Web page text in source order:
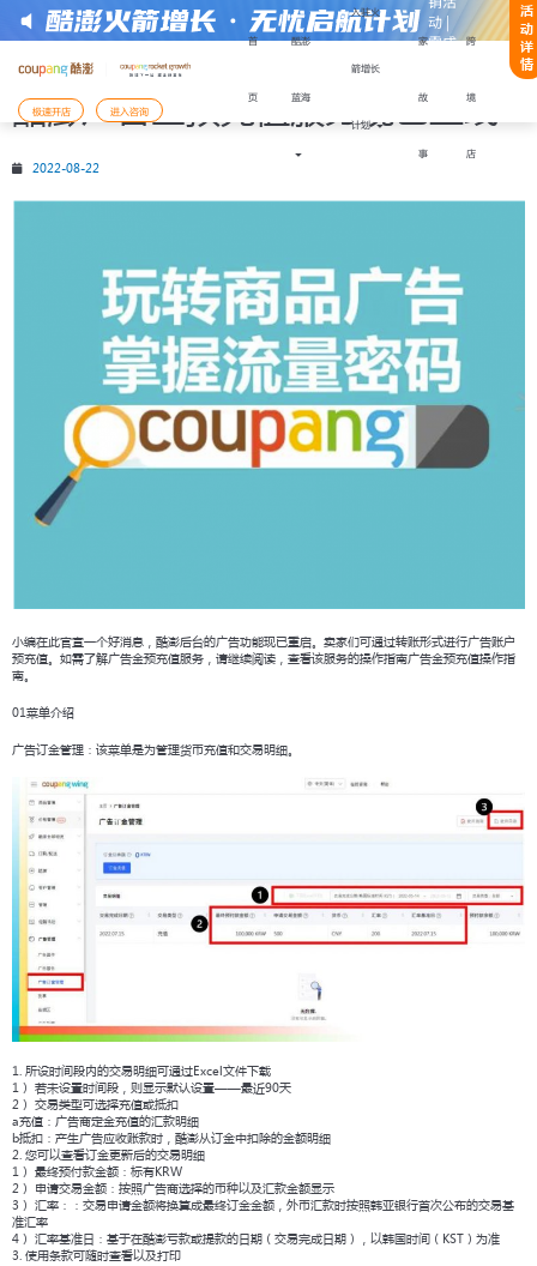
动 |
零成
活
动
详
情
首
页
酷澎
蓝海
入驻火
箭增长
计划
家
故
事
跨
境
店
极速开店 进入咨询
或获取帮助：
入驻材料，能更顺利地完成注册与下店：
限公司企业营业执照
手机号码及其话费月账单发票
服务商收款账户
服务商签订的协议履行确认书
法定代表人手机号进行账户注册
还未准备好，需要咨询
已经准备好材料，前
您将前往Coupang Corp的网站
酷澎广告金预充值服务现已上线
2022-08-22
小编在此官宣一个好消息，酷澎后台的广告功能现已重启。卖家们可通过转账形式进行广告账户
预充值。如需了解广告金预充值服务，请继续阅读，查看该服务的操作指南广告金预充值操作指
南。
01菜单介绍
广告订金管理：该菜单是为管理货币充值和交易明细。
1. 所设时间段内的交易明细可通过Excel文件下载
1） 若未设置时间段，则显示默认设置——最近90天
2） 交易类型可选择充值或抵扣
a充值：广告商定金充值的汇款明细
b抵扣：产生广告应收账款时，酷澎从订金中扣除的金额明细
2. 您可以查看订金更新后的交易明细
1） 最终预付款金额：标有KRW
2） 申请交易金额：按照广告商选择的币种以及汇款金额显示
3） 汇率：：交易申请金额将换算成最终订金金额，外币汇款时按照韩亚银行首次公布的交易基
准汇率
4） 汇率基准日：基于在酷澎亏款或提款的日期（交易完成日期），以韩国时间（KST）为准
3. 使用条款可随时查看以及打印